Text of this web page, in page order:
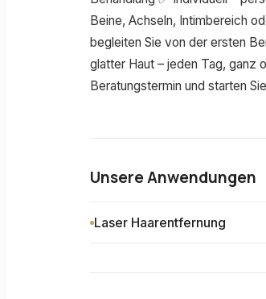
Beine, Achseln, Intimbereich
begleiten Sie von der ersten
glatter Haut – jeden Tag, ganz
Beratungstermin und starten
Unsere Anwendungen
Laser Haarentfernung